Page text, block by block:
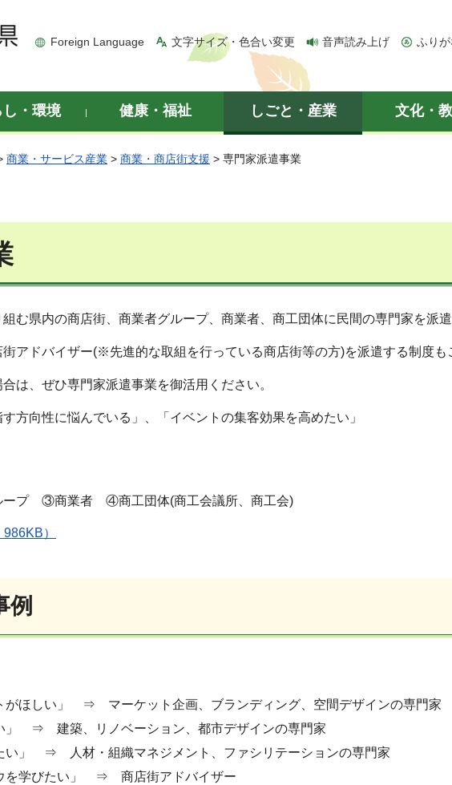
Foreign Language 文字サイズ・色合い変更 音声読み上げ ふり
し・環境 健康・福祉 しごと・産業 文化・
商業・サービス産業 > 商業・商店街支援 > 専門家派遣事業
む県内の商店街、商業者グループ、商業者、商工団体に民間の専門家を派遣
アドバイザー(※先進的な取組を行っている商店街等の方)を派遣する制度も
は、ぜひ専門家派遣事業を御活用ください。
方向性に悩んでいる」、「イベントの集客効果を高めたい」
プ ③商業者 ④商工団体(商工会議所、商工会)
）
例
がほしい」 ⇒ マーケット企画、ブランディング、空間デザインの専門家
」 ⇒ 建築、リノベーション、都市デザインの専門家
い」 ⇒ 人材・組織マネジメント、ファシリテーションの専門家
ウを学びたい」 ⇒ 商店街アドバイザー